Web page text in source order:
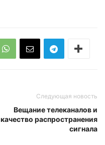
Следующая новость
Вещание телеканалов и
качество распространения
сигнала